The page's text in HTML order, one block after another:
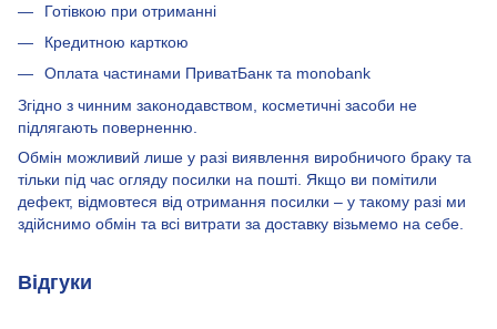
Готівкою при отриманні
Кредитною карткою
Оплата частинами ПриватБанк та monobank
Згідно з чинним законодавством, косметичні засоби не
підлягають поверненню.
Обмін можливий лише у разі виявлення виробничого браку та
тільки під час огляду посилки на пошті. Якщо ви помітили
дефект, відмовтеся від отримання посилки – у такому разі ми
здійснимо обмін та всі витрати за доставку візьмемо на себе.
Відгуки